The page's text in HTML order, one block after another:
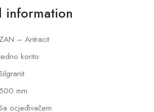
information
ZAN – Antracit
korito
500 mm
ocjeđivačem